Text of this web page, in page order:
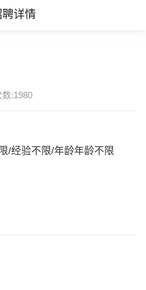
聘详情
数:1980
/经验不限/年龄年龄不限